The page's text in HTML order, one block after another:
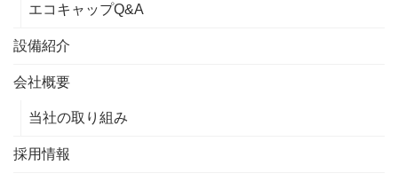
エコキャップQ&A
設備紹介
会社概要
当社の取り組み
採用情報